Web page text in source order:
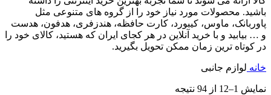
باشید. محصولات مورد نیاز خود را از گروه های متنوعی مثل
پاوربانک، ماوس، کیبورد، کارت حافظه، هندزفری، هدفون، هدست
و … بیابید و با خرید آنلاین در هر کجای ایران که هستید، کالای خود را
در کوتاه ترین زمان ممکن تحویل بگیرید.
خانه لوازم جانبی
نمایش 1–12 از 94 نتیجه